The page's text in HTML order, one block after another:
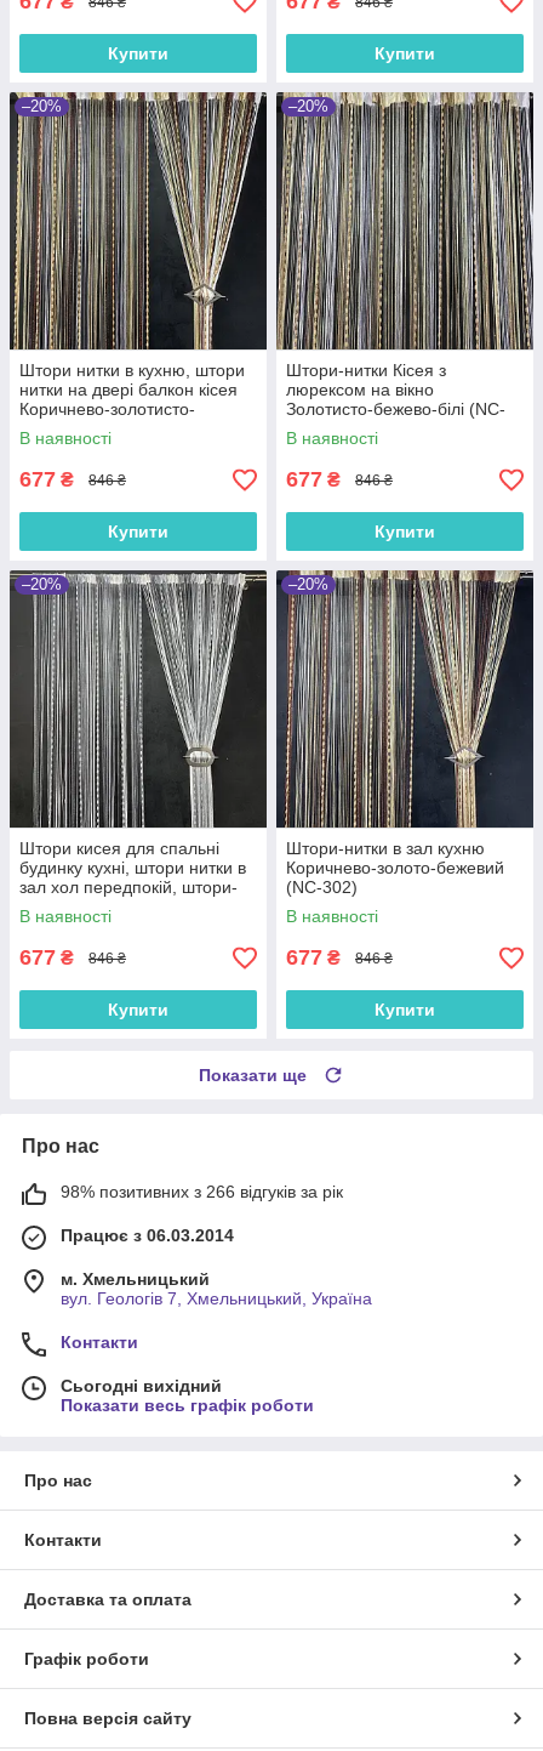
Купити Купити
–20%
Штори нитки в кухню, штори
нитки на двері балкон кісея
Коричнево-золотисто-
бежево-білі (NC-301)
В наявності
677 ₴ 846 ₴
Купити
–20%
Штори-нитки Кісея з
люрексом на вікно
Золотисто-бежево-білі (NC-
205)
В наявності
677 ₴ 846 ₴
Купити
–20%
Штори кисея для спальні
будинку кухні, штори нитки в
зал хол передпокій, штори-
нитки в спальню Графіт-сіро-
білі (NC-308)
В наявності
677 ₴ 846 ₴
Купити
–20%
Штори-нитки в зал кухню
Коричнево-золото-бежевий
(NC-302)
В наявності
677 ₴ 846 ₴
Купити
Показати ще
Про нас
98% позитивних з 266 відгуків за рік
Працює з 06.03.2014
м. Хмельницький
вул. Геологів 7, Хмельницький, Україна
Контакти
Сьогодні вихідний
Показати весь графік роботи
Про нас
Контакти
Доставка та оплата
Графік роботи
Повна версія сайту